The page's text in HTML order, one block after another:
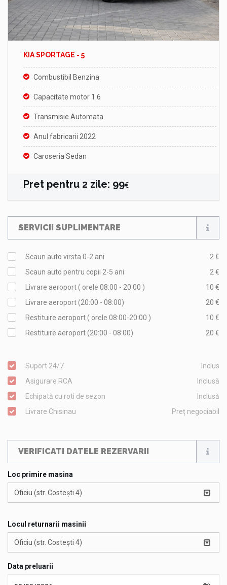
KIA SPORTAGE - 5
Combustibil Benzina
Capacitate motor 1.6
Transmisie Automata
Anul fabricarii 2022
Caroseria Sedan
Pret pentru 2 zile: 99€
SERVICII SUPLIMENTARE
Scaun auto virsta 0-2 ani
2 €
Scaun auto pentru copii 2-5 ani
2 €
Livrare aeroport ( orele 08:00 - 20:00 )
10 €
Livrare aeroport (20:00 - 08:00)
20 €
Restituire aeroport ( orele 08:00-20:00 )
10 €
Restituire aeroport (20:00 - 08:00)
20 €
Suport 24/7
Inclus
Asigurare RCA
Inclusă
Echipată cu roti de sezon
Inclusă
Livrare Chisinau
Preț negociabil
VERIFICATI DATELE REZERVARII
Loc primire masina
Oficiu (str. Costești 4)
Locul returnarii masinii
Oficiu (str. Costești 4)
Data preluarii